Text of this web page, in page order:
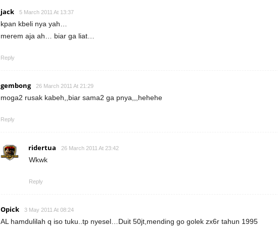
jack 5 March 2011 At 13:37
kpan kbeli nya yah…
merem aja ah… biar ga liat…
Reply
gembong 26 March 2011 At 21:29
moga2 rusak kabeh,,biar sama2 ga pnya,,,hehehe
Reply
ridertua 26 March 2011 At 23:42
Wkwk
Reply
Opick 3 May 2011 At 08:24
AL hamdulilah q iso tuku..tp nyesel…Duit 50jt,mending go golek zx6r tahun 1995